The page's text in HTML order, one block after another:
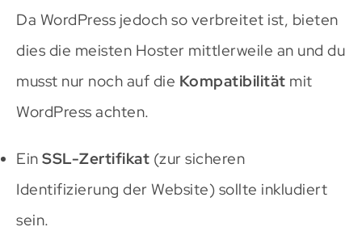
Da WordPress jedoch so verbreitet ist, bieten
dies die meisten Hoster mittlerweile an und du
musst nur noch auf die Kompatibilität mit
WordPress achten.
Ein SSL-Zertifikat (zur sicheren
Identifizierung der Website) sollte inkludiert
sein.